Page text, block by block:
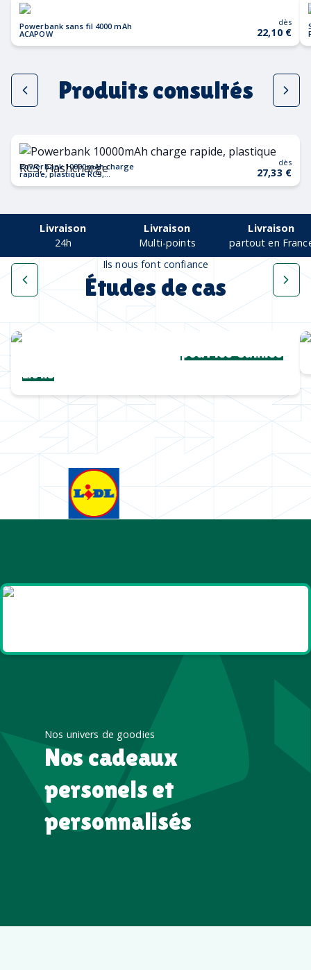
Powerbank sans fil 4000 mAh
ACAPOW
dès
22,10 €
Produits consultés
Powerbank 10000mAh charge
rapide, plastique RCS,
Flashcharge
dès
27,33 €
Livraison
24h
Livraison
Multi-points
Livraison
partout en
Ils nous font confiance
Études de cas
Une collection complètepour les Cannes
Lions
Nos univers de goodies
Nos cadeaux
personels et
personnalisés